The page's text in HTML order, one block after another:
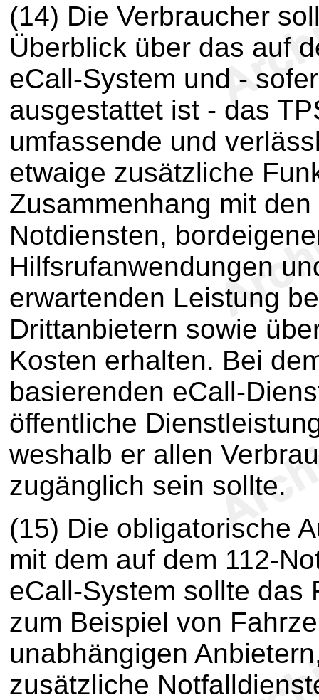
(14) Die Verbraucher
Überblick über das auf
eCall-System und -
ausgestattet ist - das
umfassende und
etwaige zusätzliche
Zusammenhang mit
Notdiensten,
Hilfsrufanwendungen
erwartenden Leistung
Drittanbietern sowie
Kosten erhalten. Bei
basierenden eCall-
öffentliche
weshalb er allen
zugänglich sein sollte.
(15) Die obligatorische
mit dem auf dem 112-
eCall-System sollte das
zum Beispiel von
unabhängigen
zusätzliche